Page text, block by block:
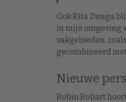
Ook Rita Zwaga
in mijn omgeving
vakgebieden,
gecombineerd
Nieuwe
Robin Robart